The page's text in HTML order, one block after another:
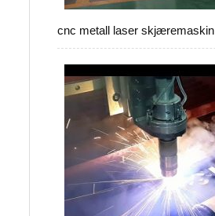
cnc metall laser skjæremaskin